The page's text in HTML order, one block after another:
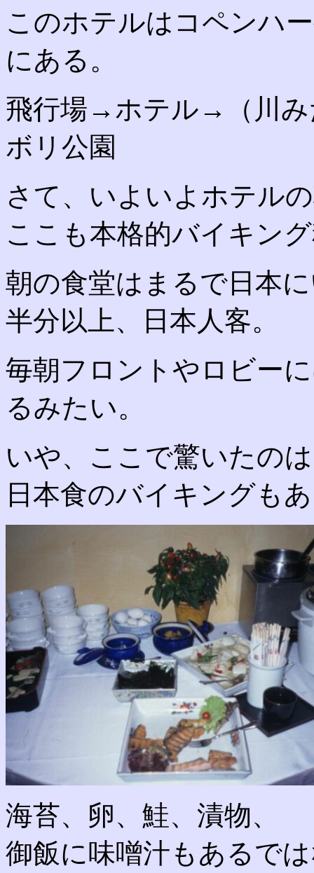
このホテルはコペンハ
にある。
飛行場→ホテル→（川
ボリ公園
さて、いよいよホテル
ここも本格的バイキン
朝の食堂はまるで日本
半分以上、日本人客。
毎朝フロントやロビー
るみたい。
いや、ここで驚いたのは
日本食のバイキングも
海苔、卵、鮭、漬物、
御飯に味噌汁もあるで